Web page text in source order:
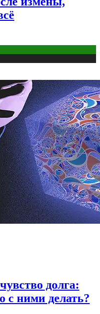
долга:
с ними делать?